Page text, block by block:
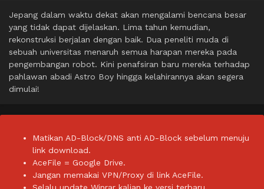
Jepang dalam waktu dekat akan mengalami bencana besar
yang tidak dapat dijelaskan. Lima tahun kemudian,
rekonstruksi berjalan dengan baik. Dua peneliti muda di
sebuah universitas menaruh semua harapan mereka pada
pengembangan robot. Kini penafsiran baru mereka terhadap
pahlawan abadi Astro Boy hingga kelahirannya akan segera
dimulai!
Matikan AD-Block/DNS anti AD-Block sebelum menuju
link download.
AceFile = Google Drive.
Jangan memakai VPN/Proxy di link AceFile.